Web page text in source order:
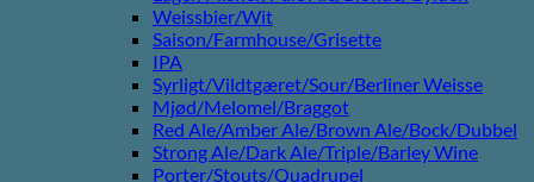
Weissbier/Wit
Saison/Farmhouse/Grisette
IPA
Syrligt/Vildtgæret/Sour/Berliner Weisse
Mjød/Melomel/Braggot
Red Ale/Amber Ale/Brown Ale/Bock/Dubbel
Strong Ale/Dark Ale/Triple/Barley Wine
Porter/Stouts/Quadrupel